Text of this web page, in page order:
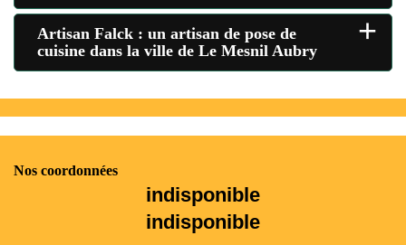
Artisan Falck : un artisan de pose de
cuisine dans la ville de Le Mesnil Aubry
+
Nos coordonnées
indisponible
indisponible